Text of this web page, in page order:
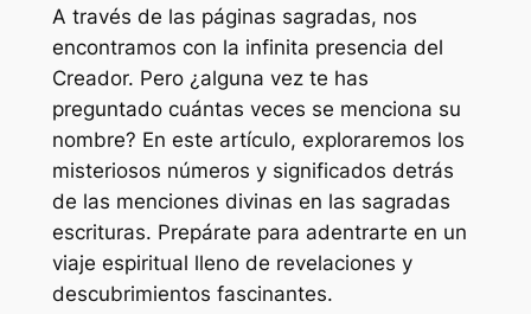
A través de las páginas sagradas, nos
encontramos con la infinita presencia del
Creador. Pero ¿alguna vez te has
preguntado cuántas veces se menciona su
nombre? En este artículo, exploraremos los
misteriosos números y significados detrás
de las menciones divinas en las sagradas
escrituras. Prepárate para adentrarte en un
viaje espiritual lleno de revelaciones y
descubrimientos fascinantes.